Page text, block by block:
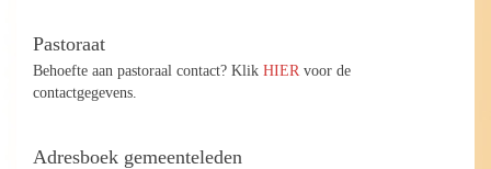
Pastoraat
Behoefte aan pastoraal contact? Klik HIER voor de
contactgegevens.
Adresboek gemeenteleden